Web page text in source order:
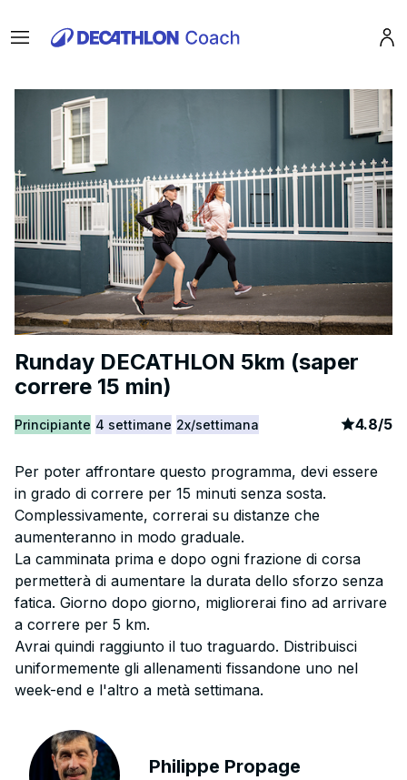
Menu
Runday DECATHLON 5km (saper
correre 15 min)
Principiante 4 settimane 2x/settimana article
4.8/5
Per poter affrontare questo programma, devi essere
in grado di correre per 15 minuti senza sosta.
Complessivamente, correrai su distanze che
aumenteranno in modo graduale.
La camminata prima e dopo ogni frazione di corsa
permetterà di aumentare la durata dello sforzo senza
fatica. Giorno dopo giorno, migliorerai fino ad arrivare
a correre per 5 km.
Avrai quindi raggiunto il tuo traguardo. Distribuisci
uniformemente gli allenamenti fissandone uno nel
week-end e l'altro a metà settimana.
Philippe Propage